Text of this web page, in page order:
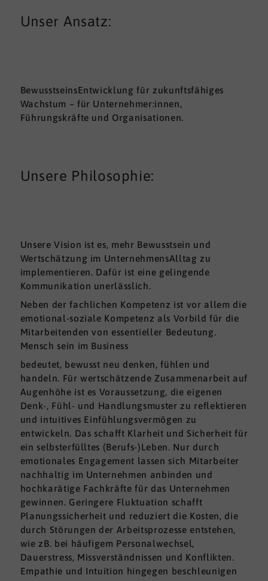
Unser Ansatz:
BewusstseinsEntwicklung für zukunftsfähiges
Wachstum – für Unternehmer:innen,
Führungskräfte und Organisationen.
Unsere Philosophie:
Unsere Vision ist es, mehr Bewusstsein und
Wertschätzung im UnternehmensAlltag zu
implementieren. Dafür ist eine gelingende
Kommunikation unerlässlich.
Neben der fachlichen Kompetenz ist vor allem die
emotional-soziale Kompetenz als Vorbild für die
Mitarbeitenden von essentieller Bedeutung.
Mensch sein im Business
bedeutet, bewusst neu denken, fühlen und
handeln. Für wertschätzende Zusammenarbeit auf
Augenhöhe ist es Voraussetzung, die eigenen
Denk-, Fühl- und Handlungsmuster zu reflektieren
und intuitives Einfühlungsvermögen zu
entwickeln. Das schafft Klarheit und Sicherheit für
ein selbsterfülltes (Berufs-)Leben. Nur durch
emotionales Engagement lassen sich Mitarbeiter
nachhaltig im Unternehmen anbinden und
hochkarätige Fachkräfte für das Unternehmen
gewinnen. Geringere Fluktuation schafft
Planungssicherheit und reduziert die Kosten, die
durch Störungen der Arbeitsprozesse entstehen,
wie zB. bei häufigem Personalwechsel,
Dauerstress, Missverständnissen und Konflikten.
Empathie und Intuition hingegen beschleunigen